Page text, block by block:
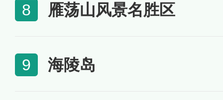
8 雁荡山风景名胜区
9 海陵岛